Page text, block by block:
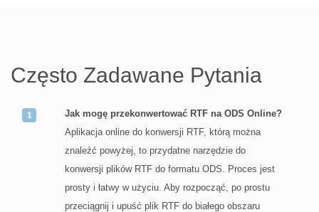
Często Zadawane Pytania
Jak mogę przekonwertować RTF na ODS Online?
Aplikacja online do konwersji RTF, którą można
znaleźć powyżej, to przydatne narzędzie do
konwersji plików RTF do formatu ODS. Proces jest
prosty i łatwy w użyciu. Aby rozpocząć, po prostu
przeciągnij i upuść plik RTF do białego obszaru